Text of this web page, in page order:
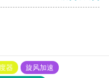
器
旋风加速